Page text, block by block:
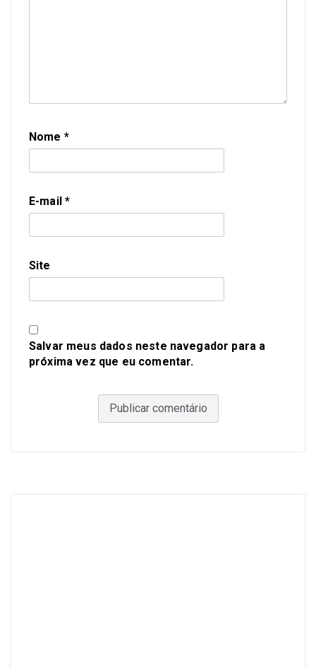
Nome *
E-mail*
Site
Salvar meus dados neste navegador para a
próxima vez que eu comentar.